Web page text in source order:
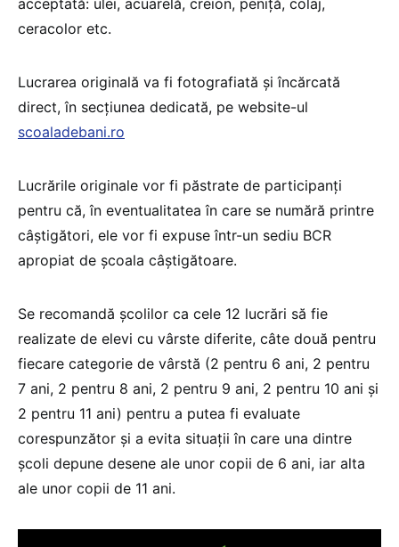
acceptată: ulei, acuarelă, creion, peniţă, colaj,
ceracolor etc.
Lucrarea originală va fi fotografiată și încărcată
direct, în secțiunea dedicată, pe website-ul
scoaladebani.ro
Lucrările originale vor fi păstrate de participanți
pentru că, în eventualitatea în care se numără printre
câștigători, ele vor fi expuse într-un sediu BCR
apropiat de școala câștigătoare.
Se recomandă școlilor ca cele 12 lucrări să fie
realizate de elevi cu vârste diferite, câte două pentru
fiecare categorie de vârstă (2 pentru 6 ani, 2 pentru
7 ani, 2 pentru 8 ani, 2 pentru 9 ani, 2 pentru 10 ani și
2 pentru 11 ani) pentru a putea fi evaluate
corespunzător și a evita situații în care una dintre
școli depune desene ale unor copii de 6 ani, iar alta
ale unor copii de 11 ani.